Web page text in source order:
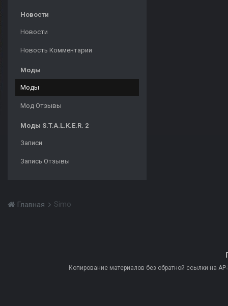
Новости
Новости
Новость Комментарии
Моды
Моды
Мод Отзывы
Моды S.T.A.L.K.E.R. 2
Записи
Запись Отзывы
Главная Simo
Копирование материалов без обратной ссылки на